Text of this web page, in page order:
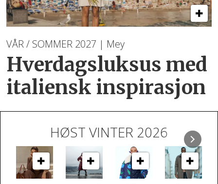
VÅR / SOMMER 2027 | Mey
Hverdagsluksus med
italiensk inspirasjon
HØST VINTER 2026